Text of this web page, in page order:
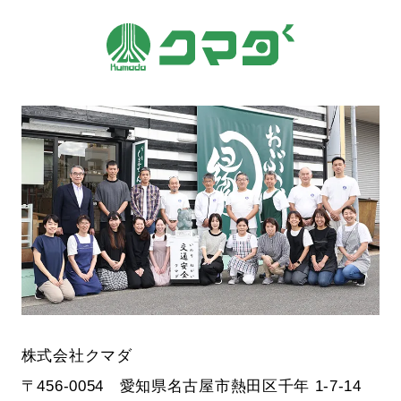
株式会社クマダ
〒456-0054 愛知県名古屋市熱田区千年 1-7-14